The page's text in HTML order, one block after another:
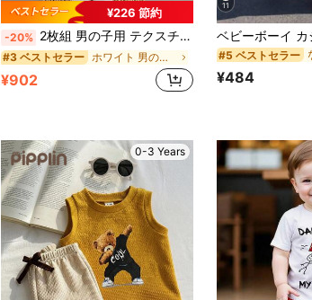
¥226 節約
-20% 2枚組 男の子用 テクスチャー入り かわいいカートゥーン柄シャツとショーツ ストリートファッション 子供セット
#3 ベストセラー ホワイト 男の子用シャツコーデ
¥902
11
#5 ベストセラー
¥484
0-3 Years